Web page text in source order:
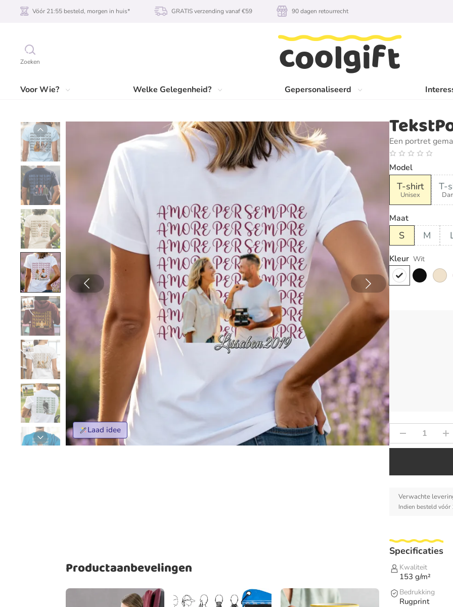
Zoeken
Voor Wie? Welke Gelegenheid? Gepersonaliseerd
Vóór 21:55 besteld, morgen in huis* GRATIS verzending vanaf €59 90 dagen retourrecht
Laad idee Laad idee
Een portret
Model
T-shirt
Unisex
T-
Maat
S M
Kleur Wit
Verwachte
Indien besteld vóór
Productaanbevelingen
Specificaties
Kwaliteit
153 g/m²
Bedrukking
Rugprint